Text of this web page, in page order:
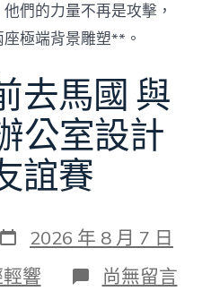
們的力量不再是攻擊，
極端背景雕塑**。
去馬國 與
公室設計
誼賽
發
表
2026 年 8 月 7 日
響 在
〈切
尚無留言